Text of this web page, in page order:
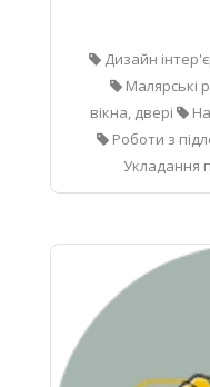
Дизайн
Малярські
вікна, двері
Роботи з
Укладання